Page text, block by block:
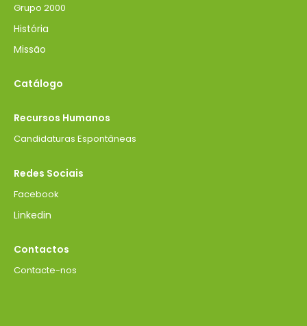
Grupo 2000
História
Missão
Catálogo
Recursos Humanos
Candidaturas Espontâneas
Redes Sociais
Facebook
Linkedin
Contactos
Contacte-nos